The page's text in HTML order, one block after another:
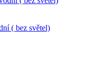
( bez světel)